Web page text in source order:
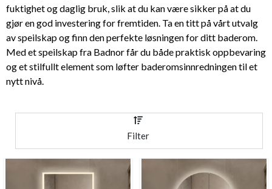
fuktighet og daglig bruk, slik at du kan være sikker på at du
gjør en god investering for fremtiden. Ta en titt på vårt utvalg
av speilskap og finn den perfekte løsningen for ditt baderom.
Med et speilskap fra Badnor får du både praktisk oppbevaring
og et stilfullt element som løfter baderomsinnredningen til et
nytt nivå.
Filter